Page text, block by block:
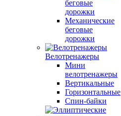
беговые
дорожки
Механические
беговые
дорожки
Велотренажеры
Мини
велотренажеры
Вертикальные
Горизонтальные
Спин-байки